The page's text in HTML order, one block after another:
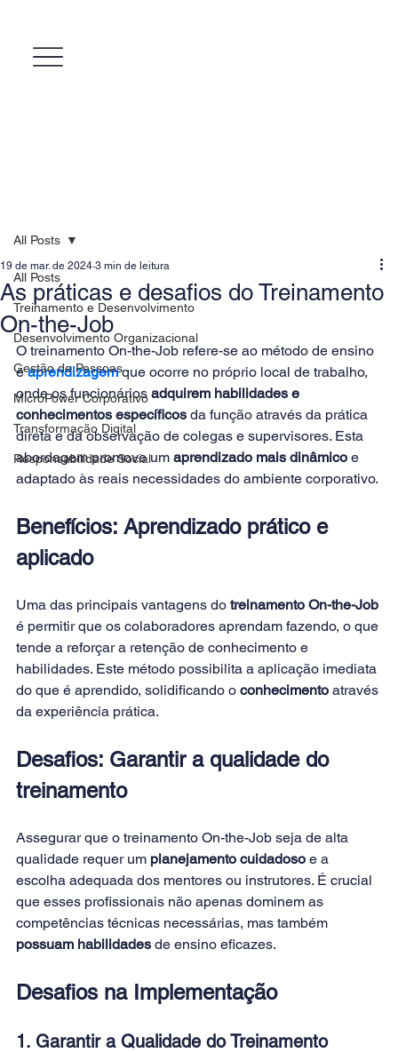
All Posts
Treinamento e Desenvolvimento
Desenvolvimento Organizacional
Gestão de Pessoas
MicroPower Corporativo
Transformação Digital
Responsabilidade Social
All Posts
As práticas e desafios do Treinamento
On-the-Job
19 de mar. de 2024 3 min de leitura
O treinamento On-the-Job refere-se ao método de ensino
e aprendizagem que ocorre no próprio local de trabalho,
onde os funcionários adquirem habilidades e
conhecimentos específicos da função através da prática
direta e da observação de colegas e supervisores. Esta
abordagem promove um aprendizado mais dinâmico e
adaptado às reais necessidades do ambiente corporativo.
Benefícios: Aprendizado prático e
aplicado
Uma das principais vantagens do treinamento On-the-Job
é permitir que os colaboradores aprendam fazendo, o que
tende a reforçar a retenção de conhecimento e
habilidades. Este método possibilita a aplicação imediata
do que é aprendido, solidificando o conhecimento através
da experiência prática.
Desafios: Garantir a qualidade do
treinamento
Assegurar que o treinamento On-the-Job seja de alta
qualidade requer um planejamento cuidadoso e a
escolha adequada dos mentores ou instrutores. É crucial
que esses profissionais não apenas dominem as
competências técnicas necessárias, mas também
possuam habilidades de ensino eficazes.
Desafios na Implementação
1. Garantir a Qualidade do Treinamento